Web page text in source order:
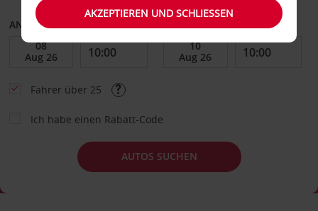
ANFANGSDATUM
Fahrer über 25
Ich habe einen Rabatt-Code
AUTOS SUCHEN
AKZEPTIEREN UND SCHLIESSEN